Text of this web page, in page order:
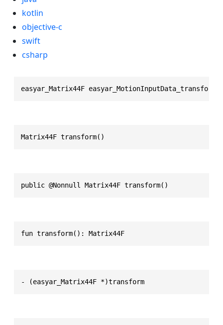
kotlin
objective-c
swift
csharp
easyar_Matrix44F
Matrix44F transform()
public @Nonnull Matrix44F transform()
fun transform(): Matrix44F
- (easyar_Matrix44F *)transform